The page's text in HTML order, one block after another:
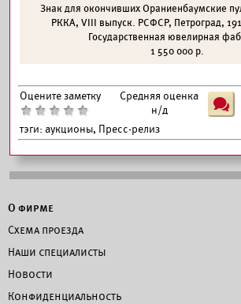
Знак для окончивших Ораниенбаумские
РККА, VIII выпуск. РСФСР, Петроград,
Государственная ювелирная
1 550 000 р.
Оцените заметку
Средняя оценка
н/д
тэги: аукционы, Пресс-релиз
Ш
О фирме
Схема проезда
Наши специалисты
Новости
Конфиденциальность